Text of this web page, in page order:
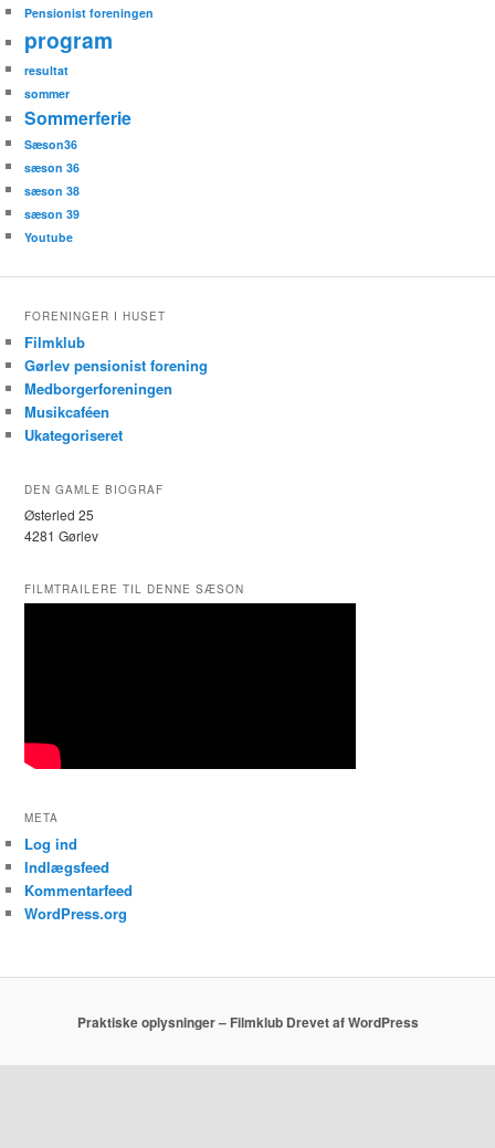
Pensionist foreningen
program
resultat
sommer
Sommerferie
Sæson36
sæson 36
sæson 38
sæson 39
Youtube
FORENINGER I HUSET
Filmklub
Gørlev pensionist forening
Medborgerforeningen
Musikcaféen
Ukategoriseret
DEN GAMLE BIOGRAF
Østerled 25
4281 Gørlev
FILMTRAILERE TIL DENNE SÆSON
META
Log ind
Indlægsfeed
Kommentarfeed
WordPress.org
Praktiske oplysninger – Filmklub Drevet af WordPress